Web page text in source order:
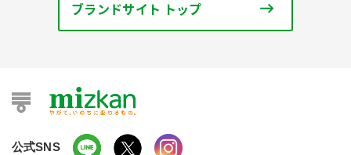
ブランドサイト トップ
公式SNS